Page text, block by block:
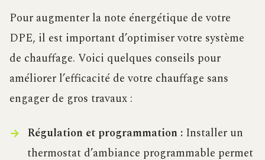
Pour augmenter la note énergétique de votre
DPE, il est important d’optimiser votre système
de chauffage. Voici quelques conseils pour
améliorer l’efficacité de votre chauffage sans
engager de gros travaux :
Régulation et programmation :Installer un
thermostat d’ambiance programmable permet